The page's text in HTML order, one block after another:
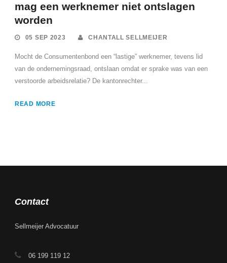
mag een werknemer niet ontslagen
worden
05 SEP 2023 CHANTALL SELLMEIJER
Mocht de Consumentenbond een “lastige” werknemer, tevens lid
van de ondernemingsraad, ontslaan omdat er sprake was van een
verstoorde arbeidsrelatie? De kantonrechter...
READ MORE
Contact
Sellmeijer Advocatuur
06 199 119 12